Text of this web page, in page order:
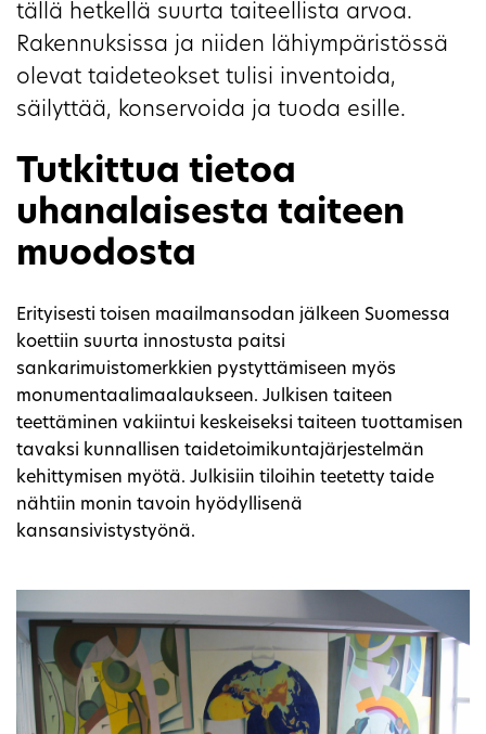
tällä hetkellä suurta taiteellista arvoa.
Rakennuksissa ja niiden lähiympäristössä
olevat taideteokset tulisi inventoida,
säilyttää, konservoida ja tuoda esille.
Tutkittua tietoa
uhanalaisesta taiteen
muodosta
Erityisesti toisen maailmansodan jälkeen Suomessa
koettiin suurta innostusta paitsi
sankarimuistomerkkien pystyttämiseen myös
monumentaalimaalaukseen. Julkisen taiteen
teettäminen vakiintui keskeiseksi taiteen tuottamisen
tavaksi kunnallisen taidetoimikuntajärjestelmän
kehittymisen myötä. Julkisiin tiloihin teetetty taide
nähtiin monin tavoin hyödyllisenä
kansansivistystyönä.